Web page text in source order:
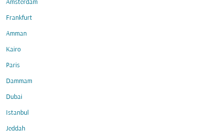
Amsterdam
Frankfurt
Amman
Kairo
Paris
Dammam
Dubai
Istanbul
Jeddah